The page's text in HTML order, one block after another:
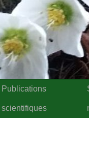
Publications
scientifiques